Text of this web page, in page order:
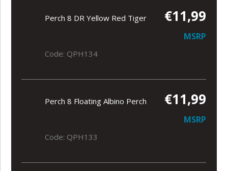
Perch 8 DR Yellow Red Tiger €11,99
MSRP
Code: QPH134
Perch 8 Floating Albino Perch €11,99
MSRP
Code: QPH133